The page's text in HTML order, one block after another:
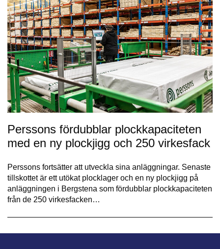
Perssons fördubblar plockkapaciteten
med en ny plockjigg och 250 virkesfack
Perssons fortsätter att utveckla sina anläggningar. Senaste
tillskottet är ett utökat plocklager och en ny plockjigg på
anläggningen i Bergstena som fördubblar plockkapaciteten
från de 250 virkesfacken…